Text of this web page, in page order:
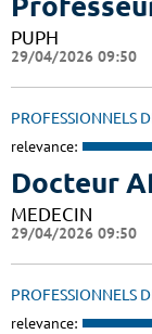
PUPH
29/04/2026 09:50
PROFESSIONNELS
relevance:
Docteur
MEDECIN
29/04/2026 09:50
PROFESSIONNELS
relevance: